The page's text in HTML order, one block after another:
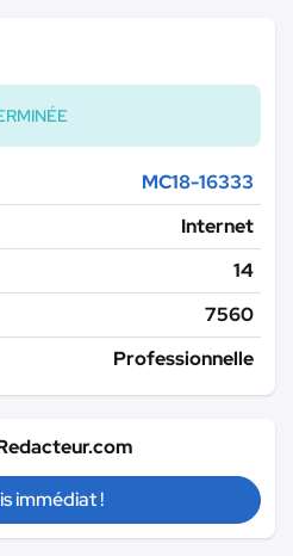
MC18-16333
Internet
14
7560
Professionnelle
immédiat !